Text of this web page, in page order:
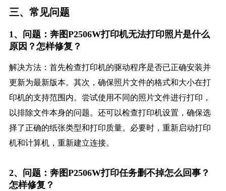
三、常见问题
1、问题：奔图P2506W打印机无法打印照片是什么
原因？怎样修复？
解决方法：首先检查打印机的驱动程序是否已正确安装并
更新为最新版本。其次，确保照片文件的格式和大小在打
印机的支持范围内。尝试使用不同的照片文件进行打印，
以排除文件本身的问题。还可以检查打印机设置，确保选
择了正确的纸张类型和打印质量。必要时，重新启动打印
机和计算机，重新建立连接。
2、问题：奔图P2506W打印任务删不掉怎么回事？
怎样修复？